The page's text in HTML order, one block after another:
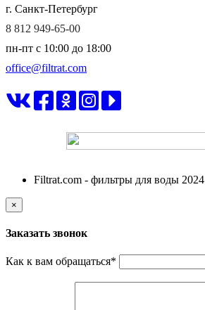
г. Санкт-Петербург
8 812 949-65-00
пн-пт c 10:00 до 18:00
office@filtrat.com
Filtrat.com - фильтры для воды 2024
×
Заказать звонок
Как к вам обращаться*